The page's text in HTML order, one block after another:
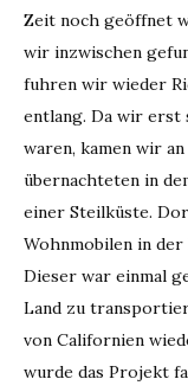
Zeit noch geöffnet
wir inzwischen
fuhren wir wieder
entlang. Da wir erst
waren, kamen wir
übernachteten in
einer Steilküste.
Wohnmobilen in der
Dieser war einmal
Land zu
von Californien
wurde das Projekt